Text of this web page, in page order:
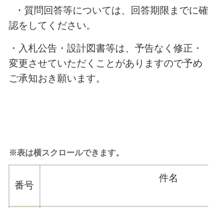
・質問回答等については、回答期限までに確
認をしてください。
・入札公告・設計図書等は、予告なく修正・
変更させていただくことがありますので予め
ご承知おき願います。
※表は横スクロールできます。
番号
件名